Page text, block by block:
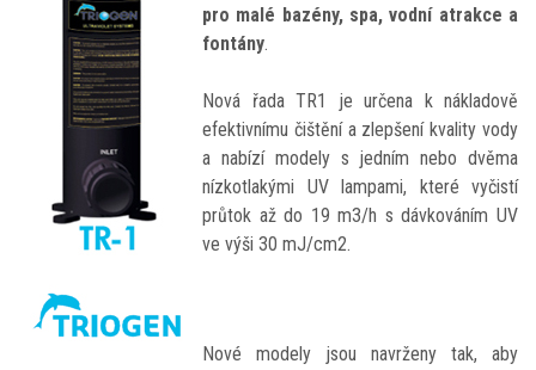
pro malé bazény, spa, vodní atrakce a
fontány.
Nová řada TR1 je určena k nákladově
efektivnímu čištění a zlepšení kvality vody
a nabízí modely s jedním nebo dvěma
nízkotlakými UV lampami, které vyčistí
průtok až do 19 m3/h s dávkováním UV
ve výši 30 mJ/cm2.
Nové modely jsou navrženy tak, aby